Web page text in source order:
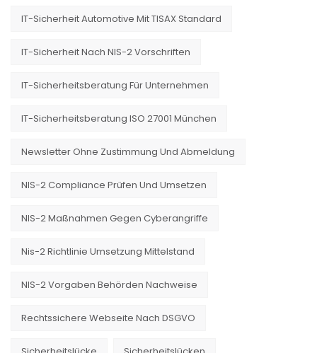
IT-Sicherheit Automotive Mit TISAX Standard
IT-Sicherheit Nach NIS-2 Vorschriften
IT-Sicherheitsberatung Für Unternehmen
IT-Sicherheitsberatung ISO 27001 München
Newsletter Ohne Zustimmung Und Abmeldung
NIS-2 Compliance Prüfen Und Umsetzen
NIS-2 Maßnahmen Gegen Cyberangriffe
Nis-2 Richtlinie Umsetzung Mittelstand
NIS-2 Vorgaben Behörden Nachweise
Rechtssichere Webseite Nach DSGVO